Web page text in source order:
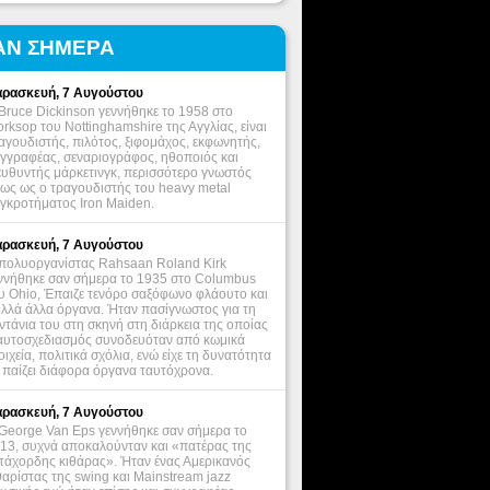
ΣΗΜΕΡΑ
7 Αυγούστου
Dickinson γεννήθηκε το 1958 στο
του Nottinghamshire της Αγγλίας, είναι
πιλότος, ξιφομάχος, εκφωνητής,
σεναριογράφος, ηθοποιός και
μάρκετινγκ, περισσότερο γνωστός
ως ο τραγουδιστής του heavy metal
Iron Maiden.
7 Αυγούστου
Rahsaan Roland Kirk
σαν σήμερα το 1935 στο Columbus
Ohio, Έπαιζε τενόρο σαξόφωνο φλάουτο και
άλλα όργανα. Ήταν πασίγνωστος για τη
του στη σκηνή στη διάρκεια της οποίας
συνοδευόταν από κωμικά
πολιτικά σχόλια, ενώ είχε τη δυνατότητα
διάφορα όργανα ταυτόχρονα.
7 Αυγούστου
Van Eps γεννήθηκε σαν σήμερα το
συχνά αποκαλούνταν και «πατέρας της
κιθάρας». Ήταν ένας Αμερικανός
της swing και Mainstream jazz